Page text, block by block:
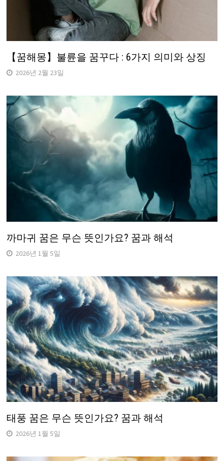
【꿈해몽】불륜을 꿈꾸다 : 6가지 의미와 상징
2026년 2월 23일
까마귀 꿈은 무슨 뜻인가요? 꿈과 해석
2026년 1월 5일
태풍 꿈은 무슨 뜻인가요? 꿈과 해석
2026년 1월 5일